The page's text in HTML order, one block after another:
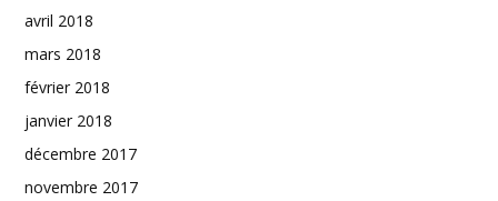
avril 2018
mars 2018
février 2018
janvier 2018
décembre 2017
novembre 2017